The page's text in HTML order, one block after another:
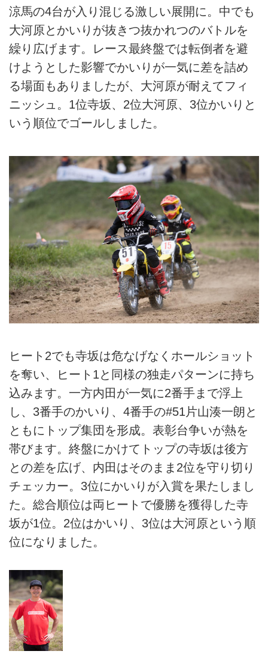
涼馬の4台が入り混じる激しい展開に。中でも
大河原とかいりが抜きつ抜かれつのバトルを
繰り広げます。レース最終盤では転倒者を避
けようとした影響でかいりが一気に差を詰め
る場面もありましたが、大河原が耐えてフィ
ニッシュ。1位寺坂、2位大河原、3位かいりと
いう順位でゴールしました。
ヒート2でも寺坂は危なげなくホールショット
を奪い、ヒート1と同様の独走パターンに持ち
込みます。一方内田が一気に2番手まで浮上
し、3番手のかいり、4番手の#51片山湊一朗と
ともにトップ集団を形成。表彰台争いが熱を
帯びます。終盤にかけてトップの寺坂は後方
との差を広げ、内田はそのまま2位を守り切り
チェッカー。3位にかいりが入賞を果たしまし
た。総合順位は両ヒートで優勝を獲得した寺
坂が1位。2位はかいり、3位は大河原という順
位になりました。